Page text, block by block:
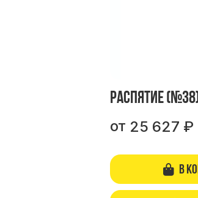
Распятие
от 25 627 ₽
В